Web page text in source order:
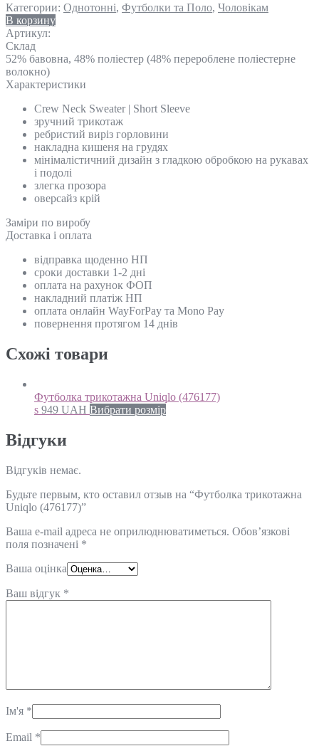
Категории: Однотонні, Футболки та Поло, Чоловікам
В корзину
Артикул:
Склад
52% бавовна, 48% поліестер (48% перероблене поліестерне
волокно)
Характеристики
Crew Neck Sweater | Short Sleeve
зручний трикотаж
ребристий виріз горловини
накладна кишеня на грудях
мінімалістичний дизайн з гладкою обробкою на рукавах
і подолі
злегка прозора
оверсайз крій
Замiри по виробу
Доставка і оплата
відправка щоденно НП
сроки доставки 1-2 дні
оплата на рахунок ФОП
накладний платіж НП
оплата онлайн WayForPay та Mono Pay
повернення протягом 14 днів
Схожi товари
Футболка трикотажна Uniqlo (476177)
s 949 UAH Вибрати розмір
Відгуки
Відгуків немає.
Будьте первым, кто оставил отзыв на “Футболка трикотажна
Uniqlo (476177)”
Ваша e-mail адреса не оприлюднюватиметься. Обов’язкові
поля позначені *
Ваша оцінка
Ваш відгук *
Ім'я *
Email *